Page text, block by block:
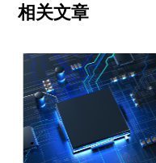
相关文章